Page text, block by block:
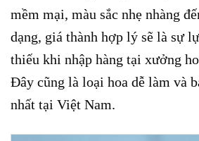
mềm mại, màu sắc nhẹ nhàng
dạng, giá thành hợp lý sẽ là sự
thiếu khi nhập hàng tại xưởng
Đây cũng là loại hoa dễ làm và
nhất tại Việt Nam.